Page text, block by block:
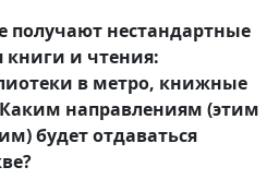
получают нестандартные
и чтения:
в метро, книжные
направлениям (этим
будет отдаваться